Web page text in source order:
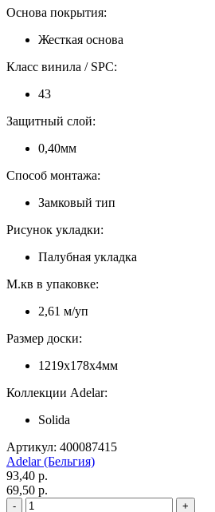
Основа покрытия:
Жесткая основа
Класс винила / SPC:
43
Защитный слой:
0,40мм
Способ монтажа:
Замковый тип
Рисунок укладки:
Палубная укладка
М.кв в упаковке:
2,61 м/уп
Размер доски:
1219x178x4мм
Коллекции Adelar:
Solida
Артикул: 400087415
Adelar (Бельгия)
93,40 p.
69,50 p.